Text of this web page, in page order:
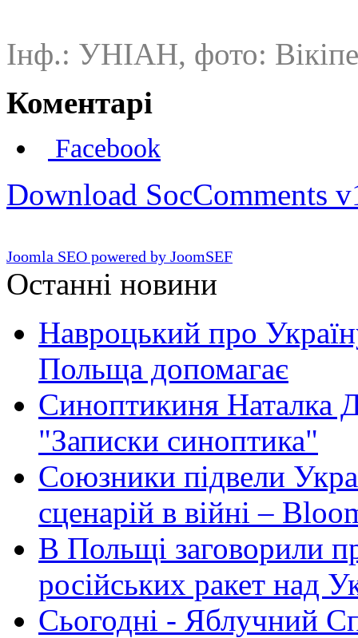
Інф.: УНІАН, фото:
Коментарі
Facebook
Download SocComments
Joomla SEO powered by JoomSEF
Останні новини
Навроцький про
Польща допомагає
Синоптикиня Наталка
"Записки синоптика"
Союзники підвели
сценарій в війні –
В Польщі заговорили
російських ракет над
Сьогодні - Яблучний